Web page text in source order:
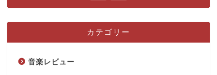
カテゴリー
音楽レビュー